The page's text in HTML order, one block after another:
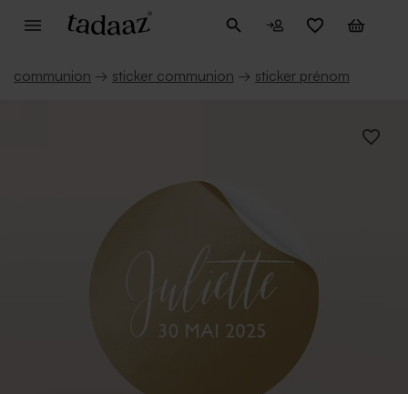
communion → sticker communion → sticker prénom